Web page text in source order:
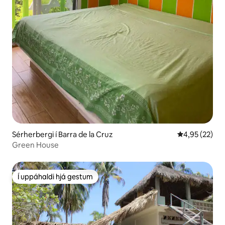
Sérherbergi í Barra de la Cruz 4,95 af 5 í
4,95 (22)
Green House
Í uppáhaldi hjá gestum
Í uppáhaldi hjá gestum